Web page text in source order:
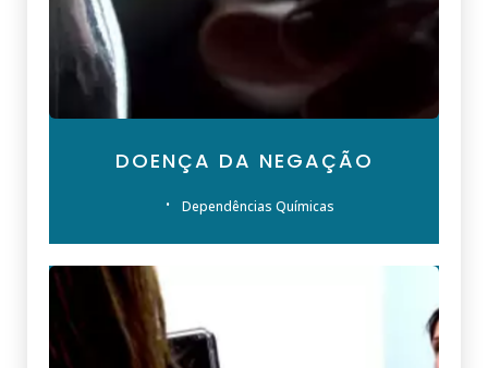
DOENÇA DA NEGAÇÃO
Dependências Químicas